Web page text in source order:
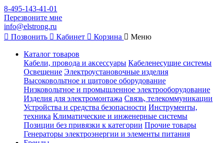
8-495-143-41-01
Перезвоните мне
info@elstrong.ru
Позвонить
Кабинет Корзина Меню
Каталог товаров
Кабели, провода и аксессуары Кабеленесущие системы
Освещение Электроустановочные изделия
Высоковольтное и щитовое оборудование
Низковольтное и промышленное электрооборудование
Изделия для электромонтажа Связь, телекоммуникации
Устройства и средства безопасности Инструменты,
техника Климатические и инженерные системы
Позиции без привязки к категории Прочие товары
Генераторы электроэнергии и элементы питания